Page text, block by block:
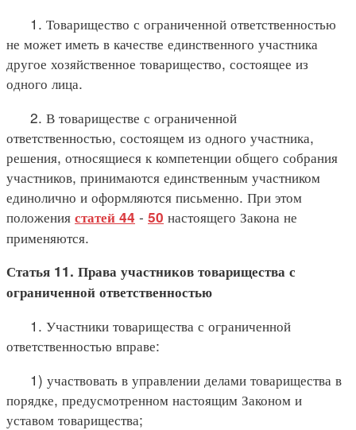
1. Товарищество с ограниченной ответственностью
не может иметь в качестве единственного участника
другое хозяйственное товарищество, состоящее из
одного лица.
2. В товариществе с ограниченной
ответственностью, состоящем из одного участника,
решения, относящиеся к компетенции общего собрания
участников, принимаются единственным участником
единолично и оформляются письменно. При этом
положения статей 44 - 50 настоящего Закона не
применяются.
Статья 11. Права участников товарищества с
ограниченной ответственностью
1. Участники товарищества с ограниченной
ответственностью вправе:
1) участвовать в управлении делами товарищества в
порядке, предусмотренном настоящим Законом и
уставом товарищества;